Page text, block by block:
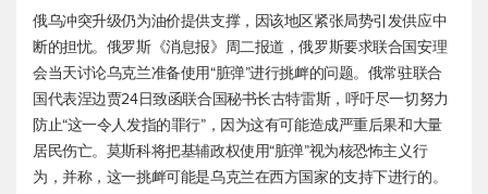
俄乌冲突升级仍为油价提供支撑，因该地区紧张局势引发供应中
断的担忧。俄罗斯《消息报》周二报道，俄罗斯要求联合国安理
会当天讨论乌克兰准备使用“脏弹”进行挑衅的问题。俄常驻联合
国代表涅边贾24日致函联合国秘书长古特雷斯，呼吁尽一切努力
防止“这一令人发指的罪行”，因为这有可能造成严重后果和大量
居民伤亡。莫斯科将把基辅政权使用“脏弹”视为核恐怖主义行
为，并称，这一挑衅可能是乌克兰在西方国家的支持下进行的。